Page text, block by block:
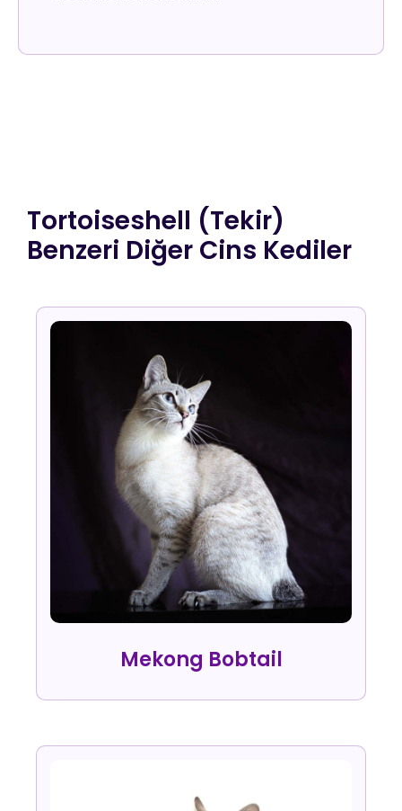
Tortoiseshell (Tekir)
Benzeri Diğer Cins Kediler
Mekong Bobtail